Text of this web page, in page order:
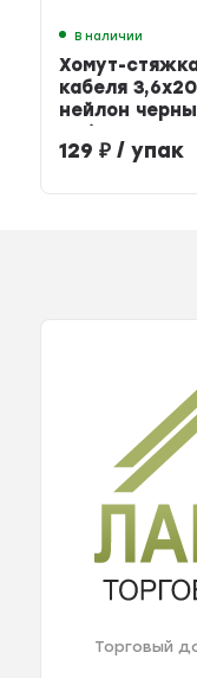
В наличии
Хомут-
кабеля
нейлон
шт.)
129₽ / упак
Торговый